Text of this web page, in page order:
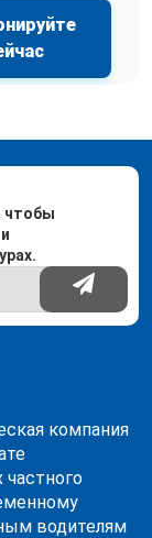
чтобы
компания
частного
водителям